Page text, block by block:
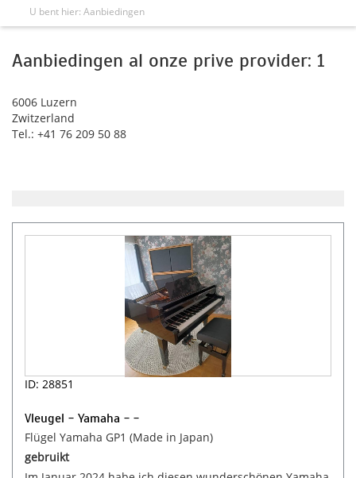
U bent hier:Aanbiedingen
Aanbiedingen al onze prive provider: 1
6006 Luzern
Zwitzerland
Tel.: +41 76 209 50 88
ID: 28851
Vleugel - Yamaha - -
Flügel Yamaha GP1 (Made in Japan)
gebruikt